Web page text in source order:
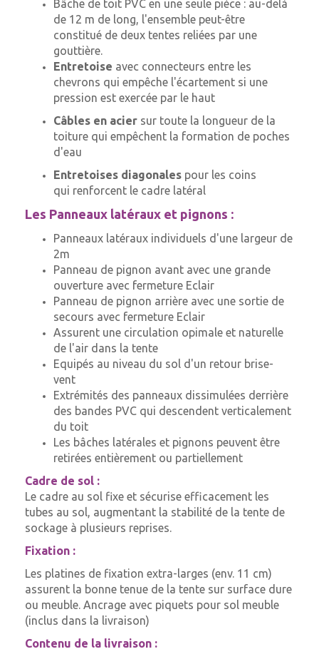
Bâche de toit PVC en une seule pièce : au-delà
de 12 m de long, l'ensemble peut-être
constitué de deux tentes reliées par une
gouttière.
Entretoise avec connecteurs entre les
chevrons qui empêche l'écartement si une
pression est exercée par le haut
Câbles en acier sur toute la longueur de la
toiture qui empêchent la formation de poches
d'eau
Entretoises diagonales pour les coins
qui renforcent le cadre latéral
Les Panneaux latéraux et pignons :
Panneaux latéraux individuels d'une largeur de
2m
Panneau de pignon avant avec une grande
ouverture avec fermeture Eclair
Panneau de pignon arrière avec une sortie de
secours avec fermeture Eclair
Assurent une circulation opimale et naturelle
de l'air dans la tente
Equipés au niveau du sol d'un retour brise-
vent
Extrémités des panneaux dissimulées derrière
des bandes PVC qui descendent verticalement
du toit
Les bâches latérales et pignons peuvent être
retirées entièrement ou partiellement
Cadre de sol :
Le cadre au sol fixe et sécurise efficacement les
tubes au sol, augmentant la stabilité de la tente de
sockage à plusieurs reprises.
Fixation :
Les platines de fixation extra-larges (env. 11 cm)
assurent la bonne tenue de la tente sur surface dure
ou meuble. Ancrage avec piquets pour sol meuble
(inclus dans la livraison)
Contenu de la livraison :